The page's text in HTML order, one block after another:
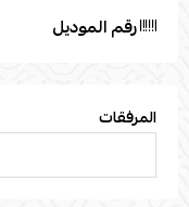
رقم الموديل
المرفقات